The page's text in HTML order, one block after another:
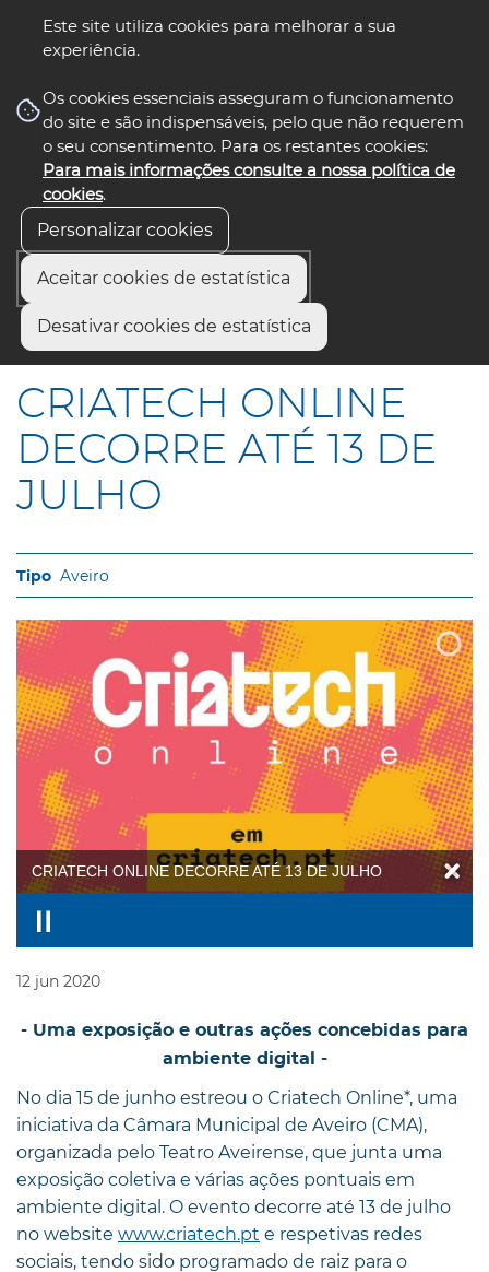
Este site utiliza cookies para melhorar a sua
experiência.
Os cookies essenciais asseguram o funcionamento
do site e são indispensáveis, pelo que não requerem
o seu consentimento. Para os restantes cookies:
Para mais informações consulte a nossa política de
cookies.
Personalizar cookies
Aceitar cookies de estatística
Desativar cookies de estatística
nos select language
Início
CRIATECH ONLINE DECORRE ATÉ 13 DE JULHO
CRIATECH ONLINE
DECORRE ATÉ 13 DE
JULHO
Aveiro
CRIATECH ONLINE DECORRE ATÉ 13 DE JULHO
12 jun 2020
- Uma exposição e outras ações concebidas para
ambiente digital -
No dia 15 de junho estreou o Criatech Online*, uma
iniciativa da Câmara Municipal de Aveiro (CMA),
organizada pelo Teatro Aveirense, que junta uma
exposição coletiva e várias ações pontuais em
ambiente digital. O evento decorre até 13 de julho
no website www.criatech.pt e respetivas redes
sociais, tendo sido programado de raiz para o